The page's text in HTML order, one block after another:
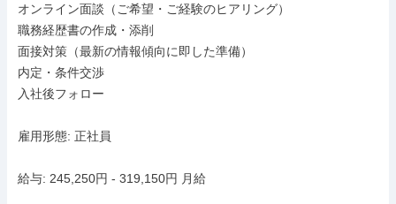
オンライン面談（ご希望・ご経験のヒアリング）
職務経歴書の作成・添削
面接対策（最新の情報傾向に即した準備）
内定・条件交渉
入社後フォロー
雇用形態: 正社員
給与: 245,250円 - 319,150円 月給